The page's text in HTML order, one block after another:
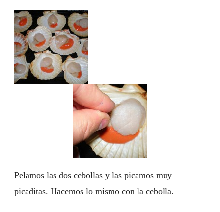
Pelamos las dos cebollas y las picamos muy
picaditas. Hacemos lo mismo con la cebolla.